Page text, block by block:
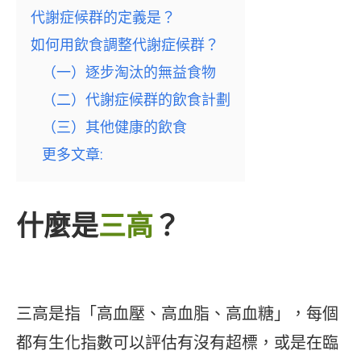
代謝症候群的定義是？
如何用飲食調整代謝症候群？
（一）逐步淘汰的無益食物
（二）代謝症候群的飲食計劃
（三）其他健康的飲食
更多文章:
什麼是三高？
三高是指「高血壓、高血脂、高血糖」，每個
都有生化指數可以評估有沒有超標，或是在臨